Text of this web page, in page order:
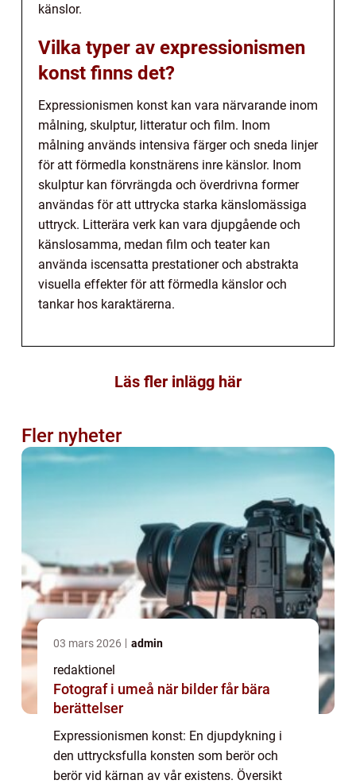
känslor.
Vilka typer av expressionismen
konst finns det?
Expressionismen konst kan vara närvarande inom
målning, skulptur, litteratur och film. Inom
målning används intensiva färger och sneda linjer
för att förmedla konstnärens inre känslor. Inom
skulptur kan förvrängda och överdrivna former
användas för att uttrycka starka känslomässiga
uttryck. Litterära verk kan vara djupgående och
känslosamma, medan film och teater kan
använda iscensatta prestationer och abstrakta
visuella effekter för att förmedla känslor och
tankar hos karaktärerna.
Läs fler inlägg här
Fler nyheter
03 mars 2026 admin
redaktionel
Fotograf i umeå när bilder får bära
berättelser
Expressionismen konst: En djupdykning i
den uttrycksfulla konsten som berör och
berör vid kärnan av vår existens. Översikt